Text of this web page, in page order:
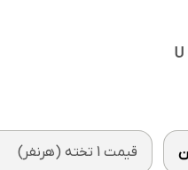
U
قیمت 1 تخته (هرنفر)